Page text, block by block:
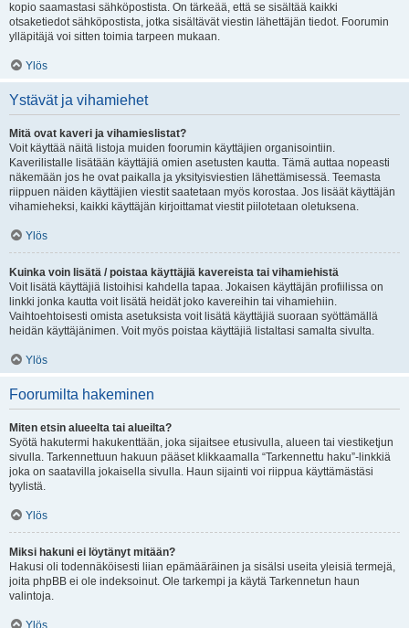
kopio saamastasi sähköpostista. On tärkeää, että se sisältää kaikki
otsaketiedot sähköpostista, jotka sisältävät viestin lähettäjän tiedot. Foorumin
ylläpitäjä voi sitten toimia tarpeen mukaan.
Ylös
Ystävät ja vihamiehet
Mitä ovat kaveri ja vihamieslistat?
Voit käyttää näitä listoja muiden foorumin käyttäjien organisointiin.
Kaverilistalle lisätään käyttäjiä omien asetusten kautta. Tämä auttaa nopeasti
näkemään jos he ovat paikalla ja yksityisviestien lähettämisessä. Teemasta
riippuen näiden käyttäjien viestit saatetaan myös korostaa. Jos lisäät käyttäjän
vihamieheksi, kaikki käyttäjän kirjoittamat viestit piilotetaan oletuksena.
Ylös
Kuinka voin lisätä / poistaa käyttäjiä kavereista tai vihamiehistä
Voit lisätä käyttäjiä listoihisi kahdella tapaa. Jokaisen käyttäjän profiilissa on
linkki jonka kautta voit lisätä heidät joko kavereihin tai vihamiehiin.
Vaihtoehtoisesti omista asetuksista voit lisätä käyttäjiä suoraan syöttämällä
heidän käyttäjänimen. Voit myös poistaa käyttäjiä listaltasi samalta sivulta.
Ylös
Foorumilta hakeminen
Miten etsin alueelta tai alueilta?
Syötä hakutermi hakukenttään, joka sijaitsee etusivulla, alueen tai viestiketjun
sivulla. Tarkennettuun hakuun pääset klikkaamalla “Tarkennettu haku”-linkkiä
joka on saatavilla jokaisella sivulla. Haun sijainti voi riippua käyttämästäsi
tyylistä.
Ylös
Miksi hakuni ei löytänyt mitään?
Hakusi oli todennäköisesti liian epämääräinen ja sisälsi useita yleisiä termejä,
joita phpBB ei ole indeksoinut. Ole tarkempi ja käytä Tarkennetun haun
valintoja.
Ylös